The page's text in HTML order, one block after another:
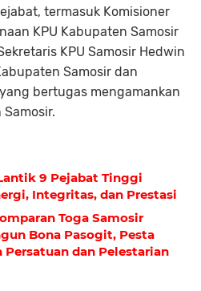
termasuk Komisioner
KPU Kabupaten Samosir
KPU Samosir Hedwin
Samosir dan
bertugas mengamankan
9 Pejabat Tinggi
Integritas, dan Prestasi
Toga Samosir
Bona Pasogit, Pesta
Persatuan dan Pelestarian